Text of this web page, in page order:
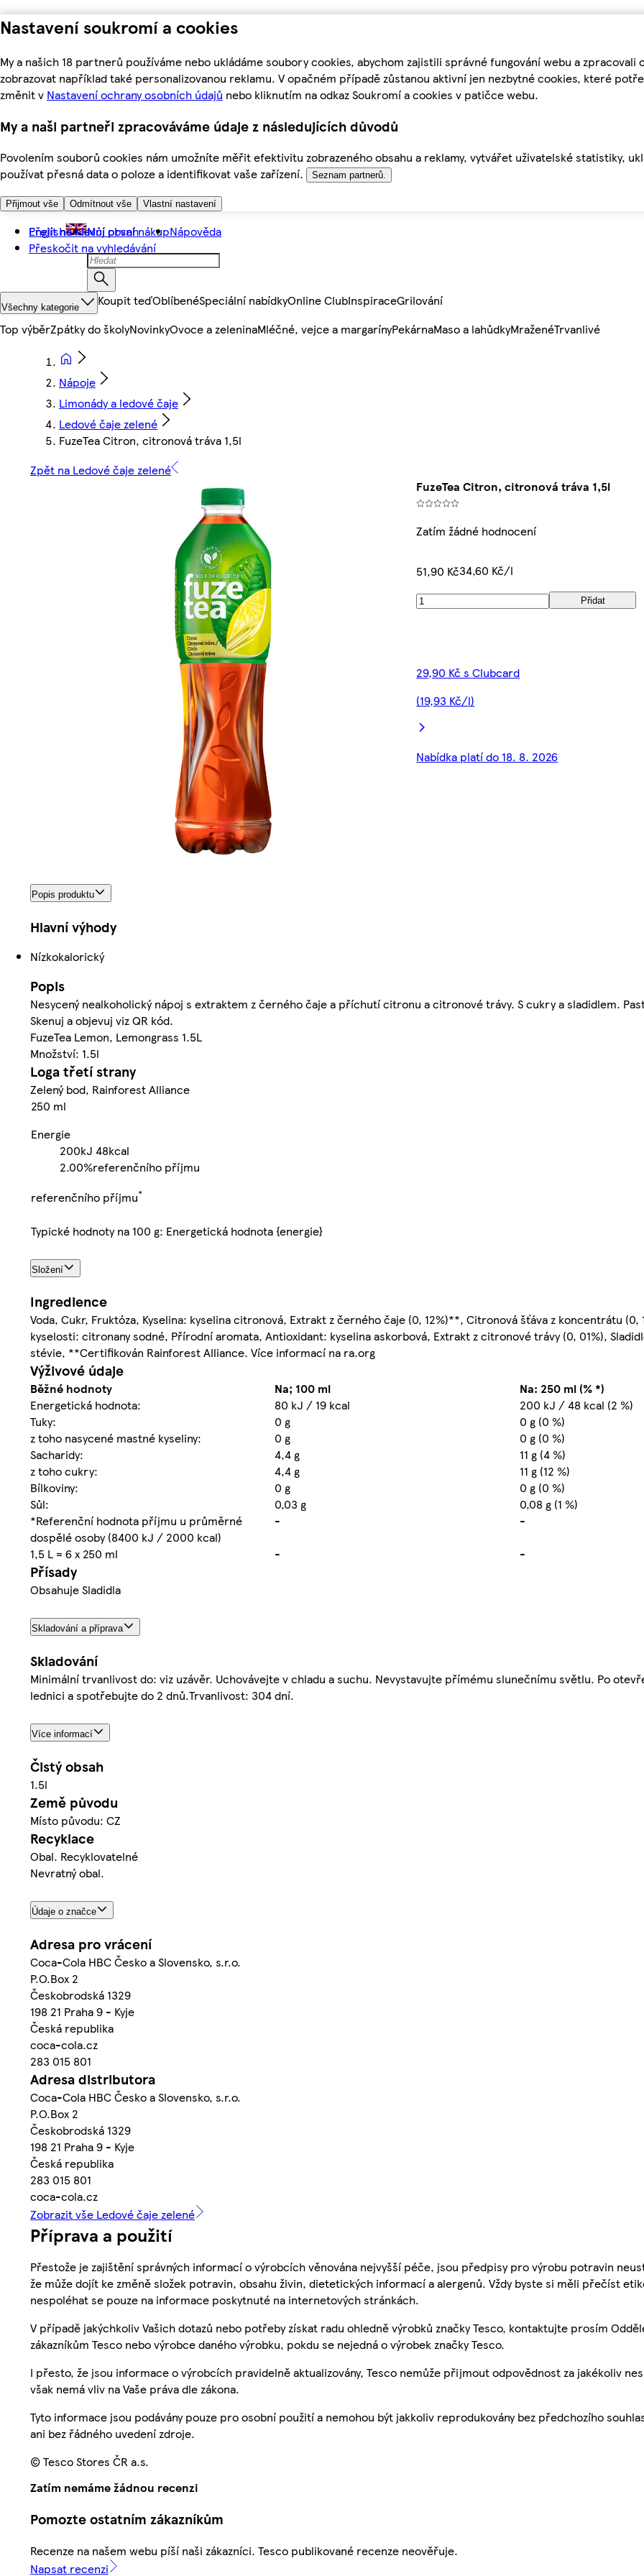
Nastavení soukromí a cookies
My a našich 18 partnerů používáme nebo ukládáme soubory cookies, abychom zajistili správné fungování webu a
zobrazovat například také personalizovanou reklamu. V opačném případě zůstanou aktivní jen nezbytné cookies, které
změnit v Nastavení ochrany osobních údajů nebo kliknutím na odkaz Soukromí a cookies v patičce webu.
My a naši partneři zpracováváme údaje z následujících důvodů
Povolením souborů cookies nám umožníte měřit efektivitu zobrazeného obsahu a reklamy, vytvářet uživatelské statistiky,
používat přesná data o poloze a identifikovat vaše zařízení.
Seznam partnerů.
Přijmout vše Odmítnout vše Vlastní nastavení
Přejít na hlavní obsah
Přeskočit na vyhledávání
English Můj první nákupNápověda
Všechny kategorie Koupit teďOblíbenéSpeciální nabídkyOnline ClubInspiraceGrilování
Top výběrZpátky do školyNovinkyOvoce a zeleninaMléčné, vejce a margarínyPekárnaMaso a lahůdkyMraženéTrvanlivé
Nápoje
Limonády a ledové čaje
Ledové čaje zelené
FuzeTea Citron, citronová tráva 1,5l
Zpět na Ledové čaje zelené
FuzeTea Citron, citronová tráva 1,5l
Zatím žádné hodnocení
51,90 Kč34,60 Kč/l
Přidat
29,90 Kč s Clubcard
(19,93 Kč/l)
Nabídka platí do 18. 8. 2026
Popis produktu
Hlavní výhody
Nízkokalorický
Popis
Nesycený nealkoholický nápoj s extraktem z černého čaje a příchutí citronu a citronové trávy. S cukry a sladidlem.
Skenuj a objevuj viz QR kód.
FuzeTea Lemon, Lemongrass 1.5L
Množství: 1.5l
Loga třetí strany
Zelený bod, Rainforest Alliance
250 ml
Energie
200kJ 48kcal
2.00%referenčního příjmu
referenčního příjmu*
Typické hodnoty na 100 g: Energetická hodnota {energie}
Složení
Ingredience
Voda, Cukr, Fruktóza, Kyselina: kyselina citronová, Extrakt z černého čaje (0, 12%)**, Citronová šťáva z koncentrátu (0,
kyselosti: citronany sodné, Přírodní aromata, Antioxidant: kyselina askorbová, Extrakt z citronové trávy (0, 01%),
stévie, **Certifikován Rainforest Alliance. Více informací na ra.org
Výživové údaje
Běžné hodnoty Na; 100 ml
Na: 250 ml (% *)
Energetická hodnota:
80 kJ / 19 kcal
200 kJ / 48 kcal (2 %)
Tuky:
0 g
0 g (0 %)
z toho nasycené mastné kyseliny:
0 g
0 g (0 %)
Sacharidy:
4,4 g
11 g (4 %)
z toho cukry:
4,4 g
11 g (12 %)
Bílkoviny:
0 g
0 g (0 %)
Sůl:
0,03 g
0,08 g (1 %)
*Referenční hodnota příjmu u průměrné
dospělé osoby (8400 kJ / 2000 kcal)
-
-
1,5 L = 6 x 250 ml
- -
Přísady
Obsahuje Sladidla
Skladování a příprava
Skladování
Minimální trvanlivost do: viz uzávěr. Uchovávejte v chladu a suchu. Nevystavujte přímému slunečnímu světlu. Po
lednici a spotřebujte do 2 dnů.Trvanlivost: 304 dní.
Více informací
Čistý obsah
1.5l
Země původu
Místo původu: CZ
Recyklace
Obal. Recyklovatelné
Nevratný obal.
Údaje o značce
Adresa pro vrácení
Coca-Cola HBC Česko a Slovensko, s.r.o.
P.O.Box 2
Českobrodská 1329
198 21 Praha 9 - Kyje
Česká republika
coca-cola.cz
283 015 801
Adresa distributora
Coca-Cola HBC Česko a Slovensko, s.r.o.
P.O.Box 2
Českobrodská 1329
198 21 Praha 9 - Kyje
Česká republika
283 015 801
coca-cola.cz
Zobrazit vše Ledové čaje zelené
Příprava a použití
Přestože je zajištění správných informací o výrobcích věnována nejvyšší péče, jsou předpisy pro výrobu potravin
že může dojít ke změně složek potravin, obsahu živin, dietetických informací a alergenů. Vždy byste si měli přečíst
nespoléhat se pouze na informace poskytnuté na internetových stránkách.
V případě jakýchkoliv Vašich dotazů nebo potřeby získat radu ohledně výrobků značky Tesco, kontaktujte prosím
zákazníkům Tesco nebo výrobce daného výrobku, pokdu se nejedná o výrobek značky Tesco.
I přesto, že jsou informace o výrobcích pravidelně aktualizovány, Tesco nemůže přijmout odpovědnost za jakékoliv
však nemá vliv na Vaše práva dle zákona.
Tyto informace jsou podávány pouze pro osobní použití a nemohou být jakkoliv reprodukovány bez předchozího
ani bez řádného uvedení zdroje.
© Tesco Stores ČR a.s.
Zatím nemáme žádnou recenzi
Pomozte ostatním zákazníkům
Recenze na našem webu píší naši zákazníci. Tesco publikované recenze neověřuje.
Napsat recenzi